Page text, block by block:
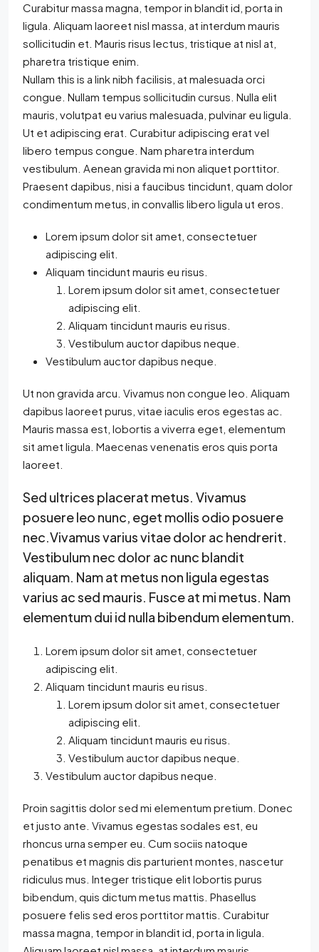
Curabitur massa magna, tempor in blandit id, porta in
ligula. Aliquam laoreet nisl massa, at interdum mauris
sollicitudin et. Mauris risus lectus, tristique at nisl at,
pharetra tristique enim.
Nullam this is a link nibh facilisis, at malesuada orci
congue. Nullam tempus sollicitudin cursus. Nulla elit
mauris, volutpat eu varius malesuada, pulvinar eu ligula.
Ut et adipiscing erat. Curabitur adipiscing erat vel
libero tempus congue. Nam pharetra interdum
vestibulum. Aenean gravida mi non aliquet porttitor.
Praesent dapibus, nisi a faucibus tincidunt, quam dolor
condimentum metus, in convallis libero ligula ut eros.
Lorem ipsum dolor sit amet, consectetuer
adipiscing elit.
Aliquam tincidunt mauris eu risus.
Lorem ipsum dolor sit amet, consectetuer
adipiscing elit.
Aliquam tincidunt mauris eu risus.
Vestibulum auctor dapibus neque.
Vestibulum auctor dapibus neque.
Ut non gravida arcu. Vivamus non congue leo. Aliquam
dapibus laoreet purus, vitae iaculis eros egestas ac.
Mauris massa est, lobortis a viverra eget, elementum
sit amet ligula. Maecenas venenatis eros quis porta
laoreet.
Sed ultrices placerat metus. Vivamus
posuere leo nunc, eget mollis odio posuere
nec.Vivamus varius vitae dolor ac hendrerit.
Vestibulum nec dolor ac nunc blandit
aliquam. Nam at metus non ligula egestas
varius ac sed mauris. Fusce at mi metus. Nam
elementum dui id nulla bibendum elementum.
Lorem ipsum dolor sit amet, consectetuer
adipiscing elit.
Aliquam tincidunt mauris eu risus.
Lorem ipsum dolor sit amet, consectetuer
adipiscing elit.
Aliquam tincidunt mauris eu risus.
Vestibulum auctor dapibus neque.
Vestibulum auctor dapibus neque.
Proin sagittis dolor sed mi elementum pretium. Donec
et justo ante. Vivamus egestas sodales est, eu
rhoncus urna semper eu. Cum sociis natoque
penatibus et magnis dis parturient montes, nascetur
ridiculus mus. Integer tristique elit lobortis purus
bibendum, quis dictum metus mattis. Phasellus
posuere felis sed eros porttitor mattis. Curabitur
massa magna, tempor in blandit id, porta in ligula.